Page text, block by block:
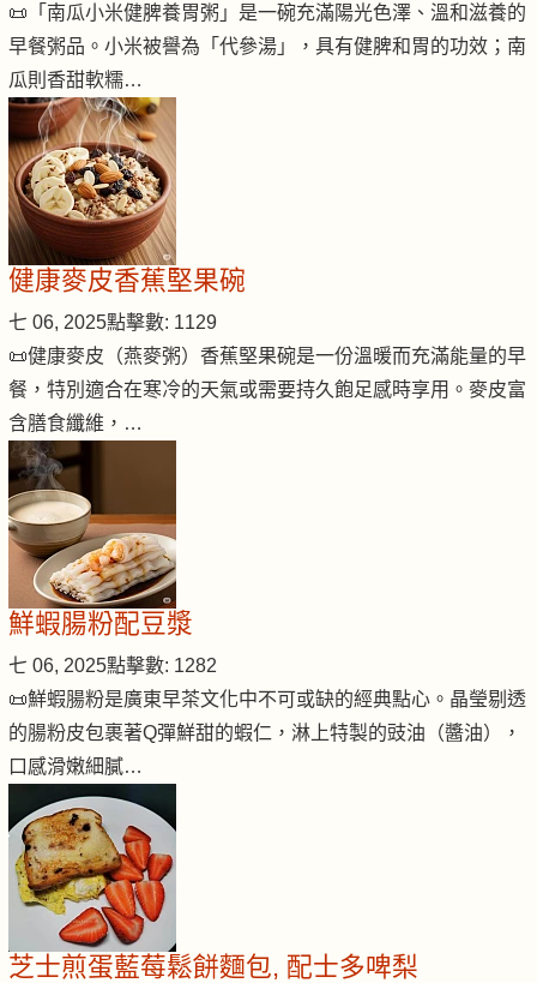
📜「南瓜小米健脾養胃粥」是一碗充滿陽光色澤、溫和滋養的
早餐粥品。小米被譽為「代參湯」，具有健脾和胃的功效；南
瓜則香甜軟糯…
健康麥皮香蕉堅果碗
七 06, 2025點擊數: 1129
📜健康麥皮（燕麥粥）香蕉堅果碗是一份溫暖而充滿能量的早
餐，特別適合在寒冷的天氣或需要持久飽足感時享用。麥皮富
含膳食纖維，…
鮮蝦腸粉配豆漿
七 06, 2025點擊數: 1282
📜鮮蝦腸粉是廣東早茶文化中不可或缺的經典點心。晶瑩剔透
的腸粉皮包裹著Q彈鮮甜的蝦仁，淋上特製的豉油（醬油），
口感滑嫩細膩…
芝士煎蛋藍莓鬆餅麵包, 配士多啤梨